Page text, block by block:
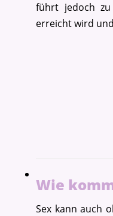
führt jedoch
erreicht wird
Wie
Sex kann auch